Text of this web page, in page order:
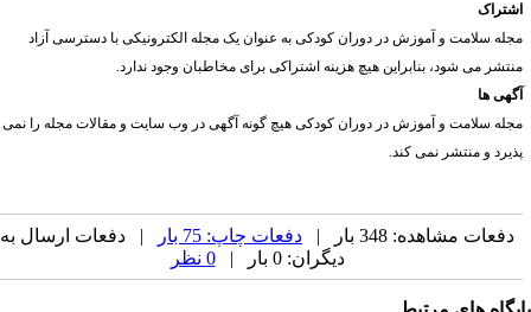
سلامت و آموزش در دوران کودکی به عنوان یک مجله الکترونیکی با دسترسی آزاد
می شود، بنابراین هیچ هزینه اشتراکی برای مخاطبان وجود ندارد.
ها
سلامت و آموزش در دوران کودکی هیچ گونه آگهی در وب سایت و مقالات مجله را نمی
و منتشر نمی کند.
دفعات مشاهده: 348 بار | دفعات چاپ: 75 بار
| دفعات ارسال به
دیگران: 0 بار |